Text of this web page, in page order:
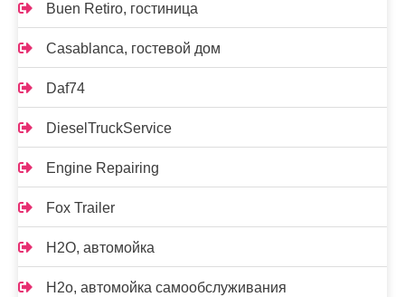
Buen Retiro, гостиница
Casablanca, гостевой дом
Daf74
DieselTruckService
Engine Repairing
Fox Trailer
H2O, автомойка
H2o, автомойка самообслуживания